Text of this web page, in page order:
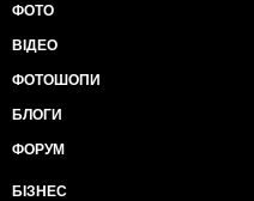
ФОТО
ВІДЕО
ФОТОШОПИ
БЛОГИ
ФОРУМ
БІЗНЕС